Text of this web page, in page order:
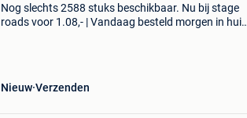
Nog slechts 2588 stuks beschikbaar. Nu bij stage
roads voor 1.08,- | Vandaag besteld morgen in huis
Nieuw Verzenden